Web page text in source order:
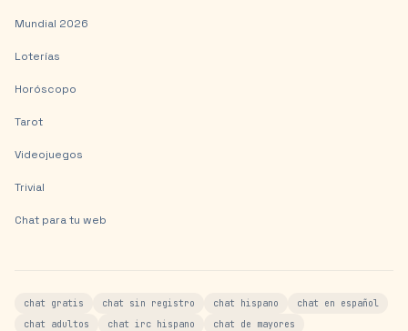
Mundial 2026
Loterías
Horóscopo
Tarot
Videojuegos
Trivial
Chat para tu web
chat gratis chat sin registro chat hispano
chat en español
chat adultos
chat irc hispano chat de mayores